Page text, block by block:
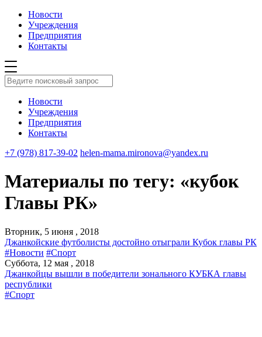
Новости
Учреждения
Предприятия
Контакты
Новости
Учреждения
Предприятия
Контакты
+7 (978) 817-39-02 helen-mama.mironova@yandex.ru
Материалы по тегу: «кубок
Главы РК»
Вторник, 5 июня , 2018
Джанкойские футболисты достойно отыграли Кубок главы РК
#Новости #Спорт
Суббота, 12 мая , 2018
Джанкойцы вышли в победители зонального КУБКА главы
республики
#Спорт